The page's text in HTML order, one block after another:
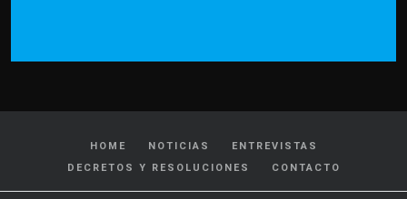
HOME NOTICIAS
ENTREVISTAS
DECRETOS Y RESOLUCIONES
CONTACTO